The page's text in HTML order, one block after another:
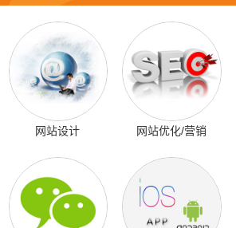
网站设计 网站优化/营销